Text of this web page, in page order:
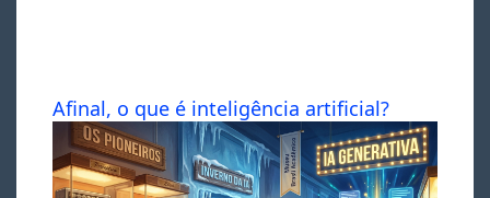
Afinal, o que é inteligência artificial?